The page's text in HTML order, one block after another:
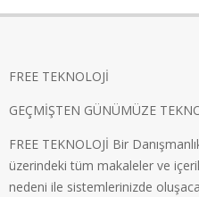
FREE TEKNOLOJİ
GEÇMİŞTEN GÜNÜMÜZE
FREE TEKNOLOJİ Bir
üzerindeki tüm makaleler ve
nedeni ile sistemlerinizde